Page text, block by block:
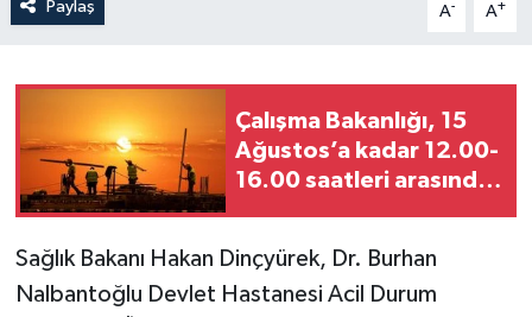
Paylaş A- A+
Çalışma Bakanlığı, 15
Ağustos’a kadar 12.00-
16.00 saatleri arasında
Sağlık Bakanı Hakan Dinçyürek, Dr. Burhan
Nalbantoğlu Devlet Hastanesi Acil Durum